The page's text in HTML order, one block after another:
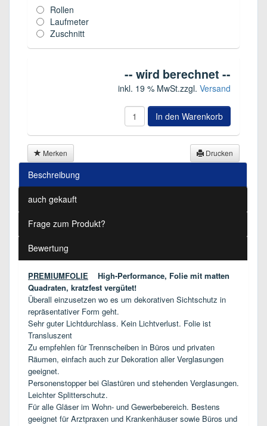
Rollen
Laufmeter
Zuschnitt
-- wird berechnet --
inkl. 19 % MwSt.zzgl. Versand
In den Warenkorb
Merken Drucken
Beschreibung
auch gekauft
Frage zum Produkt?
Bewertung
PREMIUMFOLIE High-Performance, Folie mit matten
Quadraten, kratzfest vergütet!
Überall einzusetzen wo es um dekorativen Sichtschutz in
repräsentativer Form geht.
Sehr guter Lichtdurchlass. Kein Lichtverlust. Folie ist
Transluszent
Zu empfehlen für Trennscheiben in Büros und privaten
Räumen, einfach auch zur Dekoration aller Verglasungen
geeignet.
Personenstopper bei Glastüren und stehenden Verglasungen.
Leichter Splitterschutz.
Für alle Gläser im Wohn- und Gewerbebereich. Bestens
geeignet für Arztpraxen und Krankenhäuser sowie Büros und